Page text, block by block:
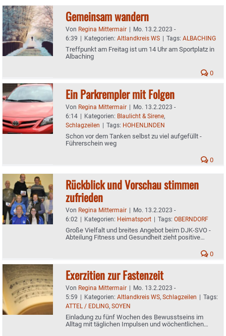
Gemeinsam wandern
Von Regina Mittermair | Mo. 13.2.2023 -
6:39 | Kategorien: Altlandkreis WS | Tags: ALBACHING
Treffpunkt am Freitag ist um 14 Uhr am Sportplatz in
Albaching
0
Ein Parkrempler mit Folgen
Von Regina Mittermair | Mo. 13.2.2023 -
6:14 | Kategorien: Blaulicht & Sirene,
Schlagzeilen | Tags: HOHENLINDEN
Schon vor dem Tanken selbst zu viel aufgefüllt -
Führerschein weg
0
Rückblick und Vorschau stimmen
zufrieden
Von Regina Mittermair | Mo. 13.2.2023 -
6:02 | Kategorien: Heimatsport | Tags: OBERNDORF
Große Vielfalt und breites Angebot beim DJK-SVO -
Abteilung Fitness und Gesundheit zieht positive
0
Exerzitien zur Fastenzeit
Von Regina Mittermair | Mo. 13.2.2023 -
5:59 | Kategorien: Altlandkreis WS, Schlagzeilen | Tags:
ATTEL / EDLING, SOYEN
Einladung zu fünf Wochen des Bewusstseins im
Alltag mit täglichen Impulsen und wöchentlichen